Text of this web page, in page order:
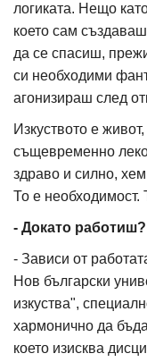
логиката. Нещо
което сам
да се спасиш,
си необходими
агонизираш след
Изкуството е
същевременно
здраво и силно,
То е необходимост.
- Докато работиш?
- Зависи от
Нов български
изкуства",
хармонично да
което изисква